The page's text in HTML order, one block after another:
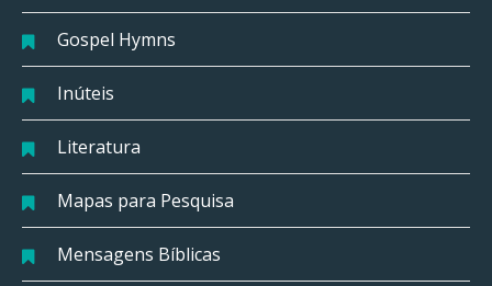
Gospel Hymns
Inúteis
Literatura
Mapas para Pesquisa
Mensagens Bíblicas